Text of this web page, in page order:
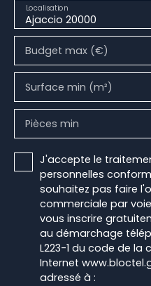
Ajaccio 20000
Localisation
Budget max (€)
Surface min (m²)
Pièces min
J'accepte le
personnelles
souhaitez pas faire
commerciale par
vous inscrire
au démarchage
L223-1 du code de la
Internet
adressé à :